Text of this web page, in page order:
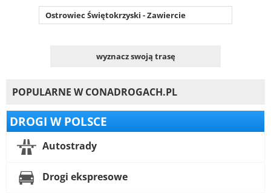
Ostrowiec Świętokrzyski - Zawiercie
wyznacz swoją trasę
POPULARNE W CONADROGACH.PL
DROGI W POLSCE
Autostrady
Drogi ekspresowe